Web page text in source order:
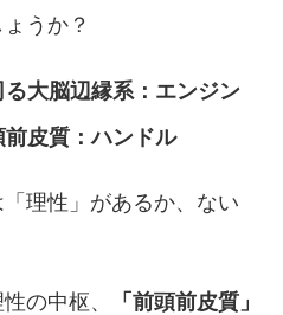
うか？
大脳辺縁系：エンジン
皮質：ハンドル
理性」があるか、ない
の中枢、
「前頭前皮質」